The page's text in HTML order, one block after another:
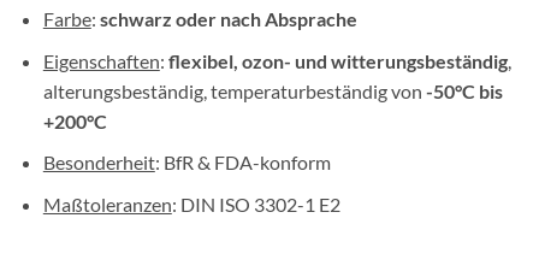
Farbe: schwarz oder nach Absprache
Eigenschaften: flexibel, ozon- und witterungsbeständig,
alterungsbeständig, temperaturbeständig von -50°C bis
+200°C
Besonderheit: BfR & FDA-konform
Maßtoleranzen: DIN ISO 3302-1 E2